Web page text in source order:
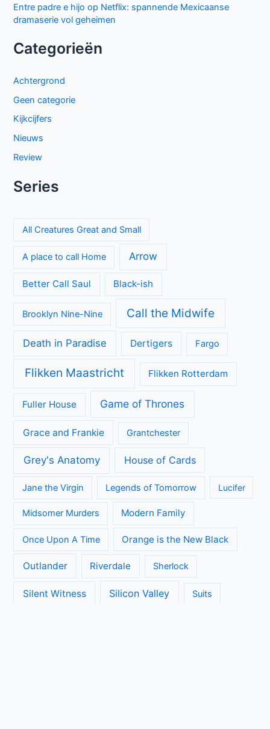
Entre padre e hijo op Netflix: spannende Mexicaanse
dramaserie vol geheimen
Categorieën
Achtergrond
Geen categorie
Kijkcijfers
Nieuws
Review
Series
All Creatures Great and Small
A place to call Home Arrow
Better Call Saul Black-ish
Brooklyn Nine-Nine Call the Midwife
Death in Paradise Dertigers Fargo
Flikken Maastricht Flikken Rotterdam
Fuller House Game of Thrones
Grace and Frankie Grantchester
Grey's Anatomy House of Cards
Jane the Virgin Legends of Tomorrow Lucifer
Midsomer Murders Modern Family
Once Upon A Time Orange is the New Black
Outlander Riverdale Sherlock
Silent Witness Silicon Valley Suits